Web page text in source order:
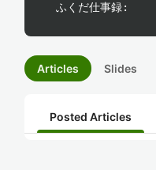
ふくだ仕事録:
Articles Slides
Posted Articles